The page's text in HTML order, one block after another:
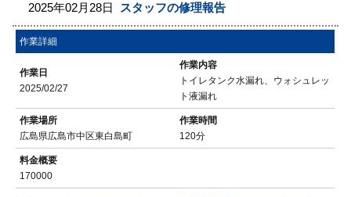
2025年02月28日 スタッフの修理報告
作業詳細
作業日
2025/02/27
作業内容
トイレタンク水漏れ、ウォシュレッ
ト液漏れ
作業場所
広島県広島市中区東白島町
作業時間
120分
料金概要
170000